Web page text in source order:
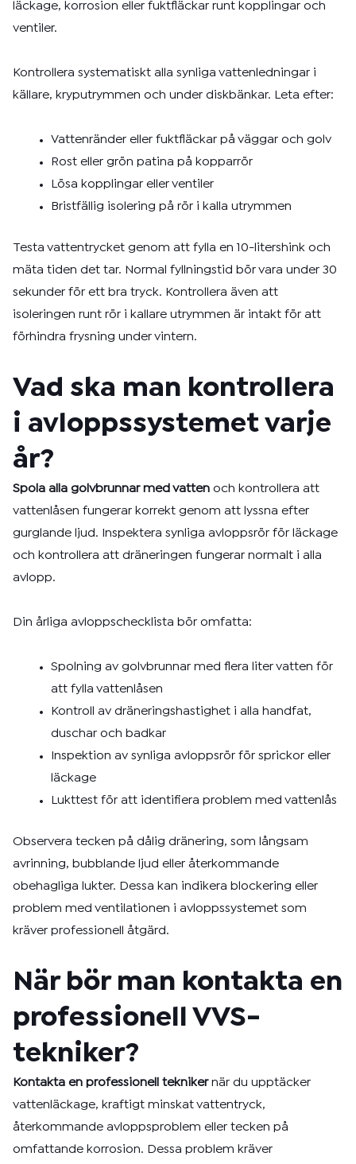
läckage, korrosion eller fuktfläckar runt kopplingar och
ventiler.
Kontrollera systematiskt alla synliga vattenledningar i
källare, kryputrymmen och under diskbänkar. Leta efter:
Vattenränder eller fuktfläckar på väggar och golv
Rost eller grön patina på kopparrör
Lösa kopplingar eller ventiler
Bristfällig isolering på rör i kalla utrymmen
Testa vattentrycket genom att fylla en 10-litershink och
mäta tiden det tar. Normal fyllningstid bör vara under 30
sekunder för ett bra tryck. Kontrollera även att
isoleringen runt rör i kallare utrymmen är intakt för att
förhindra frysning under vintern.
Vad ska man kontrollera
i avloppssystemet varje
år?
Spola alla golvbrunnar med vatten och kontrollera att
vattenlåsen fungerar korrekt genom att lyssna efter
gurglande ljud. Inspektera synliga avloppsrör för läckage
och kontrollera att dräneringen fungerar normalt i alla
avlopp.
Din årliga avloppschecklista bör omfatta:
Spolning av golvbrunnar med flera liter vatten för
att fylla vattenlåsen
Kontroll av dräneringshastighet i alla handfat,
duschar och badkar
Inspektion av synliga avloppsrör för sprickor eller
läckage
Lukttest för att identifiera problem med vattenlås
Observera tecken på dålig dränering, som långsam
avrinning, bubblande ljud eller återkommande
obehagliga lukter. Dessa kan indikera blockering eller
problem med ventilationen i avloppssystemet som
kräver professionell åtgärd.
När bör man kontakta en
professionell VVS-
tekniker?
Kontakta en professionell teknikernär du upptäcker
vattenläckage, kraftigt minskat vattentryck,
återkommande avloppsproblem eller tecken på
omfattande korrosion. Dessa problem kräver